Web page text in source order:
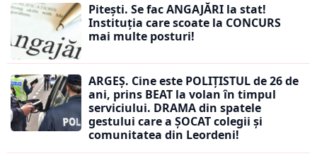
Pitești. Se fac ANGAJĂRI la stat!
Instituția care scoate la CONCURS
mai multe posturi!
ARGEȘ. Cine este POLIȚISTUL de 26 de
ani, prins BEAT la volan în timpul
serviciului. DRAMA din spatele
gestului care a ȘOCAT colegii și
comunitatea din Leordeni!